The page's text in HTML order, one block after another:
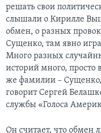
решать свои
слышали о Кирилле
обмен, о разных
Сущенко, там явно
Много разных
историй много, просто
же фамилии –
говорит Сергей
службы «Голоса
Он считает, что обмен